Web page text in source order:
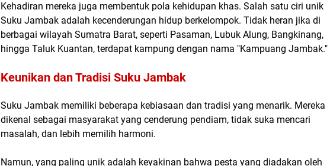
Kehadiran mereka juga membentuk pola kehidupan khas. Salah satu ciri unik
Suku Jambak adalah kecenderungan hidup berkelompok. Tidak heran jika di
berbagai wilayah Sumatra Barat, seperti Pasaman, Lubuk Alung, Bangkinang,
hingga Taluk Kuantan, terdapat kampung dengan nama "Kampuang Jambak."
Keunikan dan Tradisi Suku Jambak
Suku Jambak memiliki beberapa kebiasaan dan tradisi yang menarik. Mereka
dikenal sebagai masyarakat yang cenderung pendiam, tidak suka mencari
masalah, dan lebih memilih harmoni.
Namun, yang paling unik adalah keyakinan bahwa pesta yang diadakan oleh